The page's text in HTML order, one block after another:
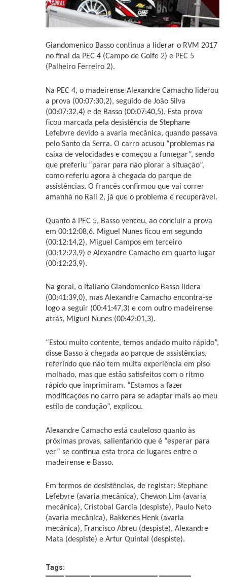
Giandomenico Basso continua a liderar o RVM 2017
no final da PEC 4 (Campo de Golfe 2) e PEC 5
(Palheiro Ferreiro 2).
Na PEC 4, o madeirense Alexandre Camacho liderou
a prova (00:07:30,2), seguido de João Silva
(00:07:32,4) e de Basso (00:07:40,5). Esta prova
ficou marcada pela desistência de Stephane
Lefebvre devido a avaria mecânica, quando passava
pelo Santo da Serra. O carro acusou “problemas na
caixa de velocidades e começou a fumegar”, sendo
que preferiu “parar para não piorar a situação”,
como referiu agora à chegada do parque de
assistências. O francês confirmou que vai correr
amanhã no Rali 2, já que o problema é recuperável.
Quanto à PEC 5, Basso venceu, ao concluir a prova
em 00:12:08,6. Miguel Nunes ficou em segundo
(00:12:14,2), Miguel Campos em terceiro
(00:12:23,9) e Alexandre Camacho em quarto lugar
(00:12:23,9).
Na geral, o italiano Giandomenico Basso lidera
(00:41:39,0), mas Alexandre Camacho encontra-se
logo a seguir (00:41:47,3) e com outro madeirense
atrás, Miguel Nunes (00:42:01,3).
“Estou muito contente, temos andado muito rápido”,
disse Basso à chegada ao parque de assistências,
referindo que não tem muita experiência em piso
molhado, mas que estão satisfeitos com o ritmo
rápido que imprimiram. “Estamos a fazer
modificações no carro para se adaptar mais ao meu
estilo de condução”, explicou.
Alexandre Camacho está cauteloso quanto às
próximas provas, salientando que é “esperar para
ver” se continua esta troca de lugares entre o
madeirense e Basso.
Em termos de desistências, de registar: Stephane
Lefebvre (avaria mecânica), Chewon Lim (avaria
mecânica), Cristobal Garcia (despiste), Paulo Neto
(avaria mecânica), Bakkenes Henk (avaria
mecânica), Francisco Abreu (despiste), Alexandre
Mata (despiste) e Artur Quintal (despiste).
Tags: